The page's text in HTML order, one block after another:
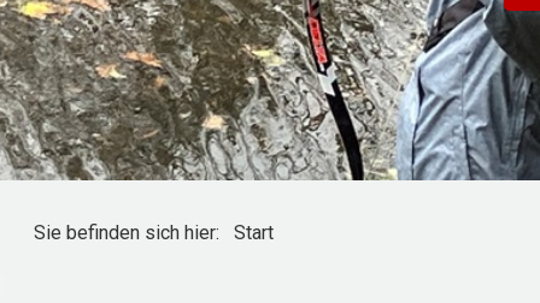
Sie befinden sich hier: Start